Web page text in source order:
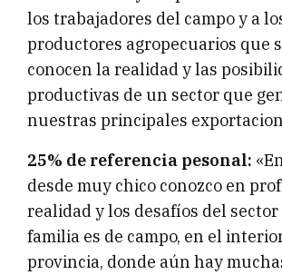
los trabajadores del campo y a
productores agropecuarios que
conocen la realidad y las
productivas de un sector que
nuestras principales
25% de referencia pesonal:
desde muy chico conozco en
realidad y los desafíos del
familia es de campo, en el
provincia, donde aún hay